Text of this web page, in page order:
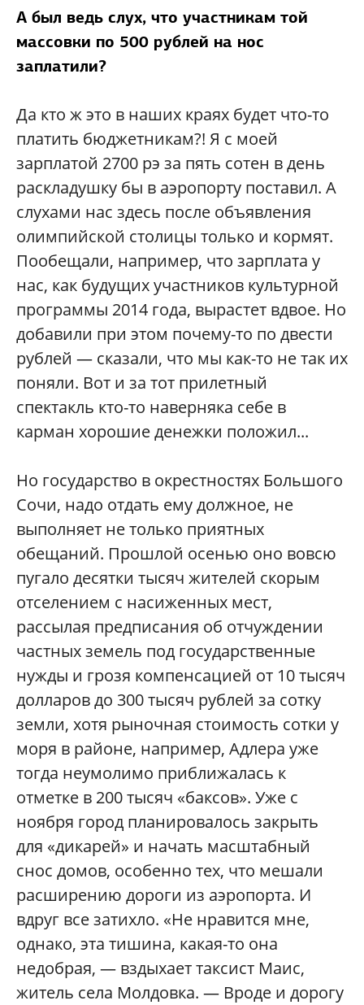
А был ведь слух, что участникам той
массовки по 500 рублей на нос
заплатили?
Да кто ж это в наших краях будет что-то
платить бюджетникам?! Я с моей
зарплатой 2700 рэ за пять сотен в день
раскладушку бы в аэропорту поставил. А
слухами нас здесь после объявления
олимпийской столицы только и кормят.
Пообещали, например, что зарплата у
нас, как будущих участников культурной
программы 2014 года, вырастет вдвое. Но
добавили при этом почему-то по двести
рублей — сказали, что мы как-то не так их
поняли. Вот и за тот прилетный
спектакль кто-то наверняка себе в
карман хорошие денежки положил...
Но государство в окрестностях Большого
Сочи, надо отдать ему должное, не
выполняет не только приятных
обещаний. Прошлой осенью оно вовсю
пугало десятки тысяч жителей скорым
отселением с насиженных мест,
рассылая предписания об отчуждении
частных земель под государственные
нужды и грозя компенсацией от 10 тысяч
долларов до 300 тысяч рублей за сотку
земли, хотя рыночная стоимость сотки у
моря в районе, например, Адлера уже
тогда неумолимо приближалась к
отметке в 200 тысяч «баксов». Уже с
ноября город планировалось закрыть
для «дикарей» и начать масштабный
снос домов, особенно тех, что мешали
расширению дороги из аэропорта. И
вдруг все затихло. «Не нравится мне,
однако, эта тишина, какая-то она
недобрая, — вздыхает таксист Маис,
житель села Молдовка. — Вроде и дорогу